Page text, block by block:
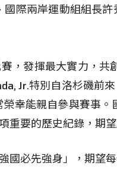
際兩岸運動組組長
，發揮最大實力，
Jr.特別自洛杉磯前
幸能親自參與賽事
重要的歷史紀錄，期
國必先強身」，期望